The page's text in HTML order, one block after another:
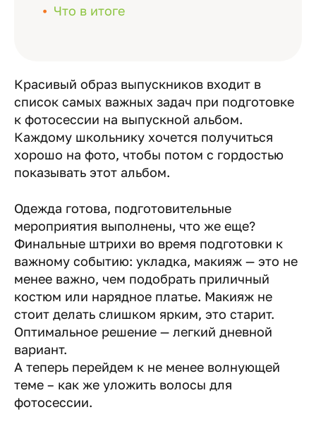
Что в итоге
Красивый образ выпускников входит в
список самых важных задач при подготовке
к фотосессии на выпускной альбом.
Каждому школьнику хочется получиться
хорошо на фото, чтобы потом с гордостью
показывать этот альбом.
Одежда готова, подготовительные
мероприятия выполнены, что же еще?
Финальные штрихи во время подготовки к
важному событию: укладка, макияж — это не
менее важно, чем подобрать приличный
костюм или нарядное платье. Макияж не
стоит делать слишком ярким, это старит.
Оптимальное решение — легкий дневной
вариант.
А теперь перейдем к не менее волнующей
теме – как же уложить волосы для
фотосессии.